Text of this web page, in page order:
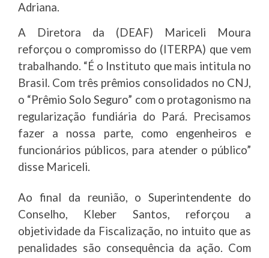
Adriana.
A Diretora da (DEAF) Mariceli Moura
reforçou o compromisso do (ITERPA) que vem
trabalhando. “É o Instituto que mais intitula no
Brasil. Com três prêmios consolidados no CNJ,
o “Prêmio Solo Seguro” com o protagonismo na
regularização fundiária do Pará. Precisamos
fazer a nossa parte, como engenheiros e
funcionários públicos, para atender o público”
disse Mariceli.
Ao final da reunião, o Superintendente do
Conselho, Kleber Santos, reforçou a
objetividade da Fiscalização, no intuito que as
penalidades são consequência da ação. Com